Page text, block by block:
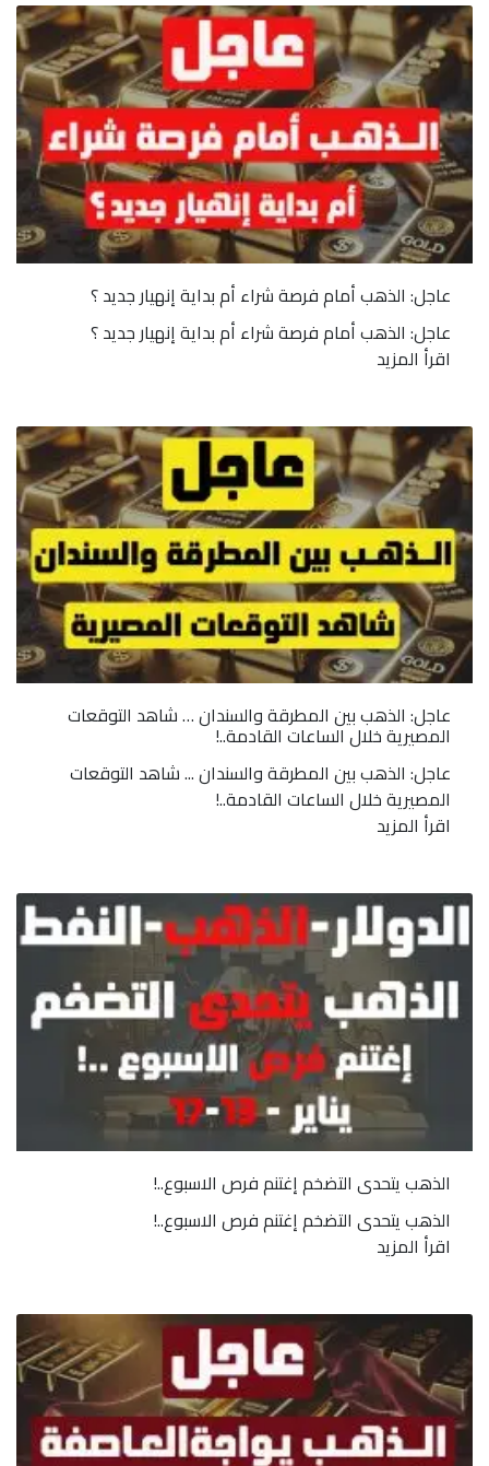
عاجل: الذهب أمام فرصة شراء أم بداية إنهيار جديد ؟
عاجل: الذهب أمام فرصة شراء أم بداية إنهيار جديد ؟
اقرأ المزيد
عاجل: الذهب بين المطرقة والسندان … شاهد التوقعات
المصيرية خلال الساعات القادمة..!
عاجل: الذهب بين المطرقة والسندان ... شاهد التوقعات
المصيرية خلال الساعات القادمة..!
اقرأ المزيد
الذهب يتحدى التضخم إغتنم فرص الاسبوع..!
الذهب يتحدى التضخم إغتنم فرص الاسبوع..!
اقرأ المزيد